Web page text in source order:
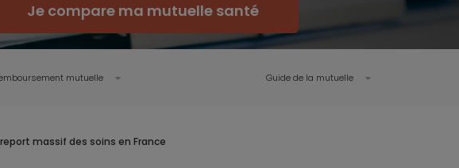
Je compare ma mutuelle santé
mutuelle Guide de la mutuelle
massif des soins en France